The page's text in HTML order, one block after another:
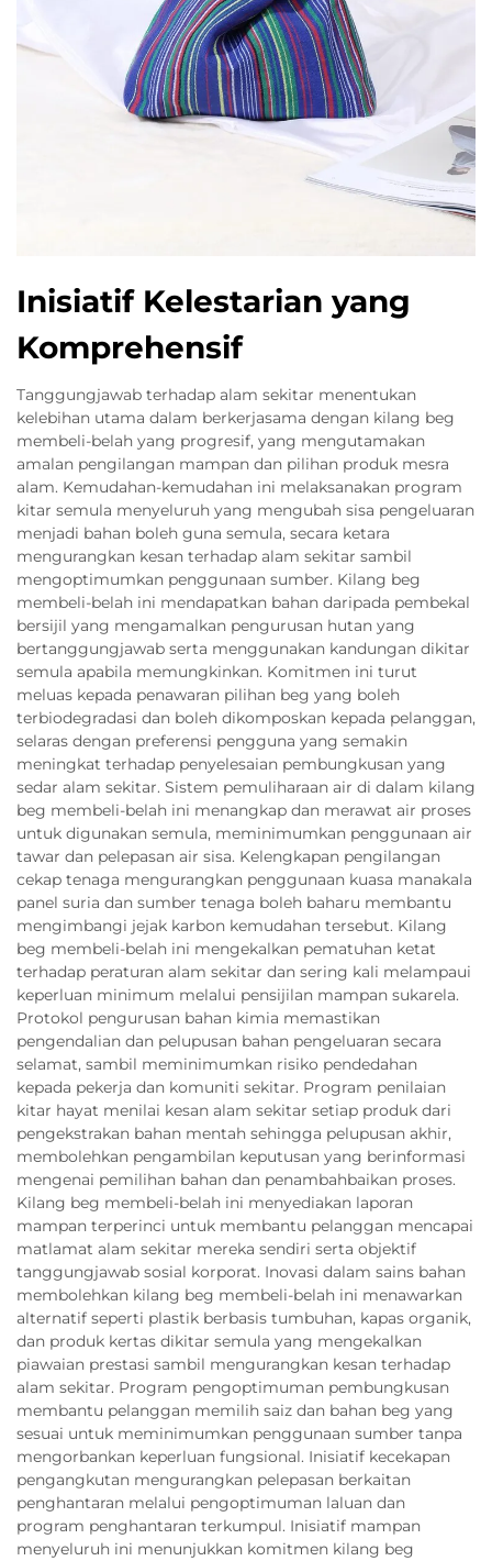
Inisiatif Kelestarian yang
Komprehensif
Tanggungjawab terhadap alam sekitar menentukan
kelebihan utama dalam berkerjasama dengan kilang beg
membeli-belah yang progresif, yang mengutamakan
amalan pengilangan mampan dan pilihan produk mesra
alam. Kemudahan-kemudahan ini melaksanakan program
kitar semula menyeluruh yang mengubah sisa pengeluaran
menjadi bahan boleh guna semula, secara ketara
mengurangkan kesan terhadap alam sekitar sambil
mengoptimumkan penggunaan sumber. Kilang beg
membeli-belah ini mendapatkan bahan daripada pembekal
bersijil yang mengamalkan pengurusan hutan yang
bertanggungjawab serta menggunakan kandungan dikitar
semula apabila memungkinkan. Komitmen ini turut
meluas kepada penawaran pilihan beg yang boleh
terbiodegradasi dan boleh dikomposkan kepada pelanggan,
selaras dengan preferensi pengguna yang semakin
meningkat terhadap penyelesaian pembungkusan yang
sedar alam sekitar. Sistem pemuliharaan air di dalam kilang
beg membeli-belah ini menangkap dan merawat air proses
untuk digunakan semula, meminimumkan penggunaan air
tawar dan pelepasan air sisa. Kelengkapan pengilangan
cekap tenaga mengurangkan penggunaan kuasa manakala
panel suria dan sumber tenaga boleh baharu membantu
mengimbangi jejak karbon kemudahan tersebut. Kilang
beg membeli-belah ini mengekalkan pematuhan ketat
terhadap peraturan alam sekitar dan sering kali melampaui
keperluan minimum melalui pensijilan mampan sukarela.
Protokol pengurusan bahan kimia memastikan
pengendalian dan pelupusan bahan pengeluaran secara
selamat, sambil meminimumkan risiko pendedahan
kepada pekerja dan komuniti sekitar. Program penilaian
kitar hayat menilai kesan alam sekitar setiap produk dari
pengekstrakan bahan mentah sehingga pelupusan akhir,
membolehkan pengambilan keputusan yang berinformasi
mengenai pemilihan bahan dan penambahbaikan proses.
Kilang beg membeli-belah ini menyediakan laporan
mampan terperinci untuk membantu pelanggan mencapai
matlamat alam sekitar mereka sendiri serta objektif
tanggungjawab sosial korporat. Inovasi dalam sains bahan
membolehkan kilang beg membeli-belah ini menawarkan
alternatif seperti plastik berbasis tumbuhan, kapas organik,
dan produk kertas dikitar semula yang mengekalkan
piawaian prestasi sambil mengurangkan kesan terhadap
alam sekitar. Program pengoptimuman pembungkusan
membantu pelanggan memilih saiz dan bahan beg yang
sesuai untuk meminimumkan penggunaan sumber tanpa
mengorbankan keperluan fungsional. Inisiatif kecekapan
pengangkutan mengurangkan pelepasan berkaitan
penghantaran melalui pengoptimuman laluan dan
program penghantaran terkumpul. Inisiatif mampan
menyeluruh ini menunjukkan komitmen kilang beg